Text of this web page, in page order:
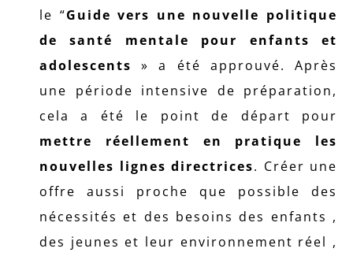
le “Guide vers une nouvelle politique
de santé mentale pour enfants et
adolescents» a été approuvé. Après
une période intensive de préparation,
cela a été le point de départ pour
mettre réellement en pratique les
nouvelles lignes directrices. Créer une
offre aussi proche que possible des
nécessités et des besoins des enfants ,
des jeunes et leur environnement réel ,